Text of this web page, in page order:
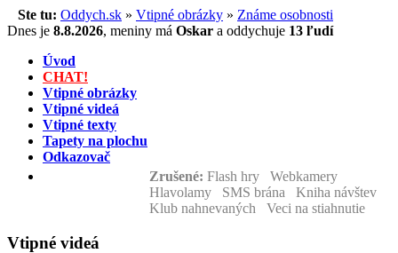
Ste tu: Oddych.sk » Vtipné obrázky » Známe osobnosti
Dnes je 8.8.2026, meniny má Oskar a oddychuje 13 ľudí
Úvod
CHAT!
Vtipné obrázky
Vtipné videá
Vtipné texty
Tapety na plochu
Odkazovač
Zrušené: Flash hry Webkamery
Hlavolamy SMS brána Kniha návštev
Klub nahnevaných Veci na stiahnutie
Vtipné videá